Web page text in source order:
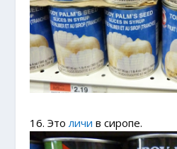
16. Этоличи в сиропе.